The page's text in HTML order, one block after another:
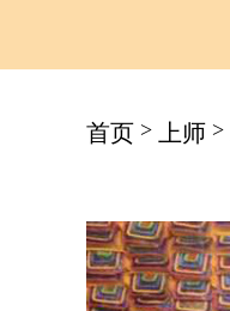
首页 > 上师 >